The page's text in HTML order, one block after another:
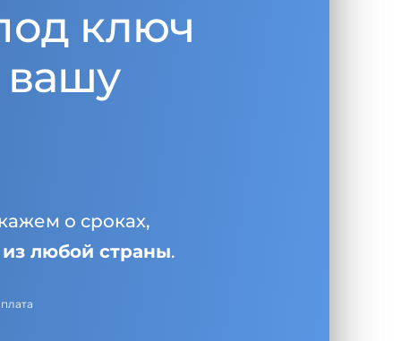
ключ
о сроках,
из любой страны.